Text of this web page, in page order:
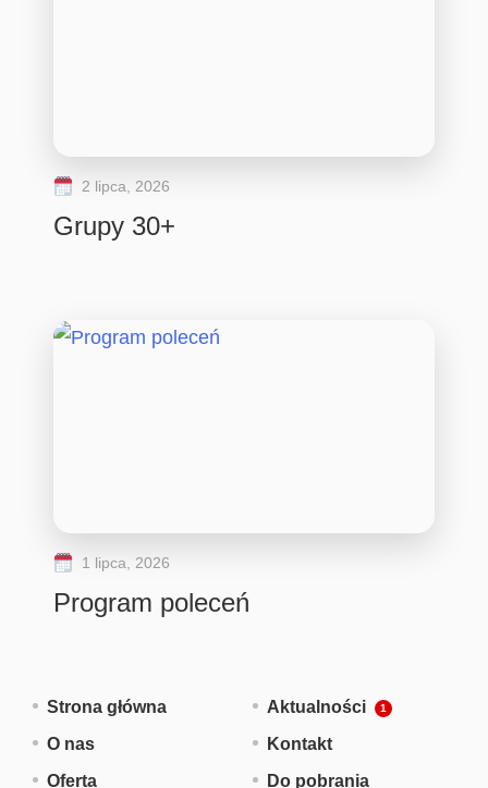
2 lipca, 2026
Grupy 30+
1 lipca, 2026
Program poleceń
Strona główna
O nas
Oferta
Aktualności
Kontakt
Do pobrania